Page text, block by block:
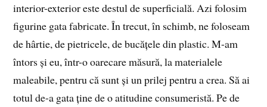
interior-exterior este destul de superficială. Azi folosim
figurine gata fabricate. În trecut, în schimb, ne foloseam
de hârtie, de pietricele, de bucățele din plastic. M-am
întors și eu, într-o oarecare măsură, la materialele
maleabile, pentru că sunt și un prilej pentru a crea. Să ai
totul de-a gata ține de o atitudine consumeristă. Pe de